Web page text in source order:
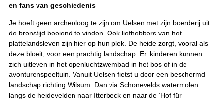
en fans van geschiedenis
Je hoeft geen archeoloog te zijn om Uelsen met zijn boerderij uit
de bronstijd boeiend te vinden. Ook liefhebbers van het
plattelandsleven zijn hier op hun plek. De heide zorgt, vooral als
deze bloeit, voor een prachtig landschap. En kinderen kunnen
zich uitleven in het openluchtzwembad in het bos of in de
avonturenspeeltuin. Vanuit Uelsen fietst u door een beschermd
landschap richting Wilsum. Dan via Schonevelds watermolen
langs de heidevelden naar Itterbeck en naar de ‘Hof für